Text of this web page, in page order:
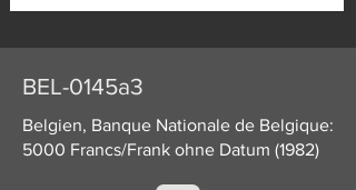
BEL-0145a3
Belgien, Banque Nationale de Belgique:
5000 Francs/Frank ohne Datum (1982)